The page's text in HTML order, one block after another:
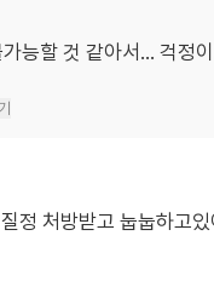
능할 것 같아서... 걱정
정 처방받고 눕눕하고